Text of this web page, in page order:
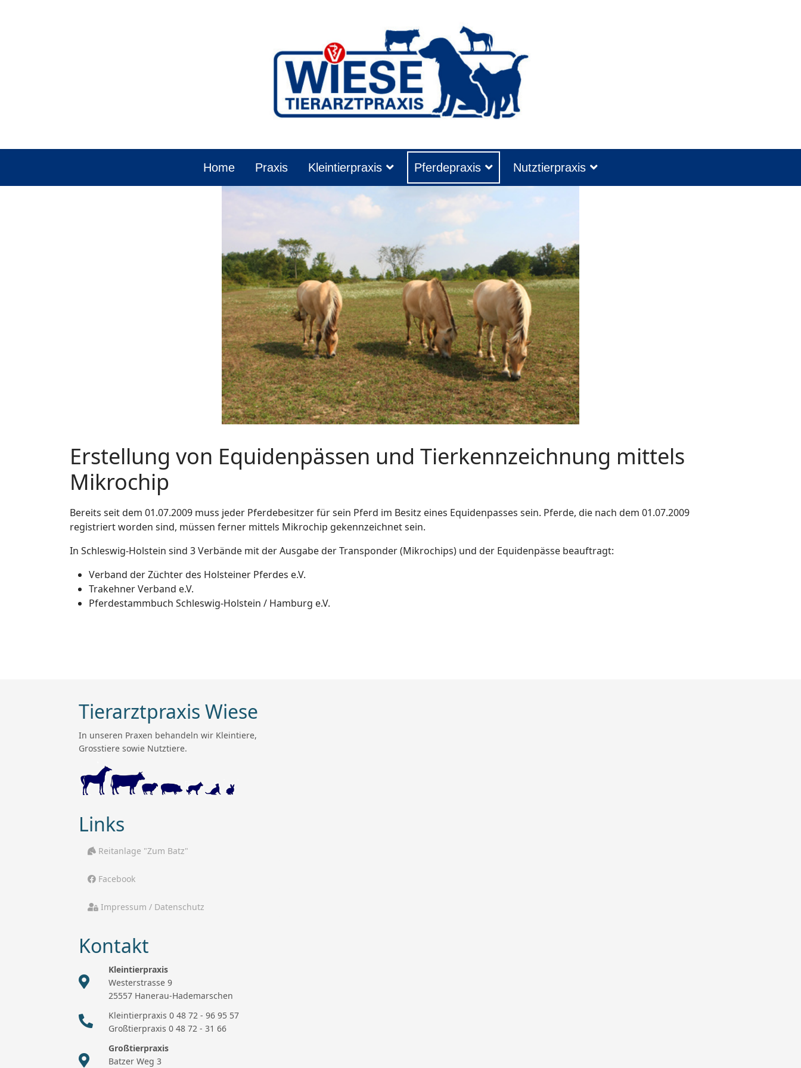
Home Praxis Kleintierpraxis Pferdepraxis Nutztierpraxis
Erstellung von Equidenpässen und Tierkennzeichnung mittels
Mikrochip
Bereits seit dem 01.07.2009 muss jeder Pferdebesitzer für sein Pferd im Besitz eines Equidenpasses sein. Pferde, die nach dem 01.07.2009
registriert worden sind, müssen ferner mittels Mikrochip gekennzeichnet sein.
In Schleswig-Holstein sind 3 Verbände mit der Ausgabe der Transponder (Mikrochips) und der Equidenpässe beauftragt:
Verband der Züchter des Holsteiner Pferdes e.V.
Trakehner Verband e.V.
Pferdestammbuch Schleswig-Holstein / Hamburg e.V.
Tierarztpraxis Wiese
In unseren Praxen behandeln wir Kleintiere,
Grosstiere sowie Nutztiere.
Links
Reitanlage "Zum Batz"
Facebook
Impressum / Datenschutz
Kontakt
Kleintierpraxis
Westerstrasse 9
25557 Hanerau-Hademarschen
Kleintierpraxis 0 48 72 - 96 95 57
Großtierpraxis 0 48 72 - 31 66
Großtierpraxis
Batzer Weg 3